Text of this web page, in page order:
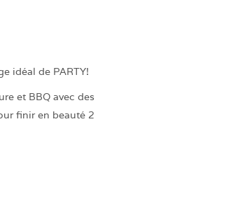
idéal de PARTY!
et BBQ avec des
finir en beauté 2